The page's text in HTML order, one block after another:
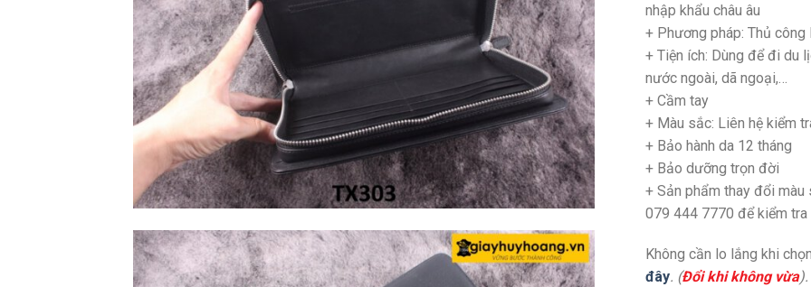
nhập khẩu châu âu
+ Phương pháp: Thủ công
+Tiện ích: Dùng để đi du
nước ngoài, dã ngoại,…
+Cầm tay
+ Màu sắc: Liên hệ kiểm
+Bảo hành da 12 tháng
+Bảo dưỡng trọn đời
+ Sản phẩm thay đổi
079 444 7770 để kiểm
Không cần lo lắng khi
đây. (Đổi khi không vừa).